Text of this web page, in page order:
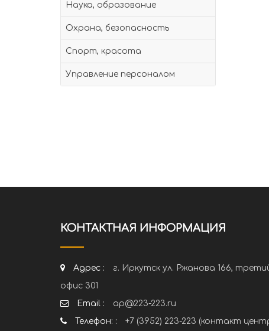
Наука, образование
Охрана, безопасность
Спорт, красота
Управление персоналом
КОНТАКТНАЯ ИНФОРМАЦИЯ
Адрес :
г. Иркутск ул. Ржанова 166,
офис 301
Email :
ap@223-223.ru
Телефон: :
+7 (3952) 223-223 (контакт